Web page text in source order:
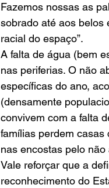
Fazemos nossas as
sobrado até aos belos
racial do espaço”.
A falta de água (bem
nas periferias. O não
específicas do ano,
(densamente
convivem com a falta
famílias perdem casas
nas encostas pelo
Vale reforçar que a
reconhecimento do